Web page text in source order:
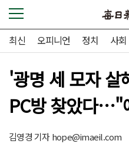
최신 오피니언 정치 사회
'광명 세 모자
PC방 찾았다…"
김영경 기자hope@imaeil.com